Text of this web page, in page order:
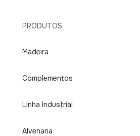
PRODUTOS
Madeira
Complementos
Linha Industrial
Alvenaria